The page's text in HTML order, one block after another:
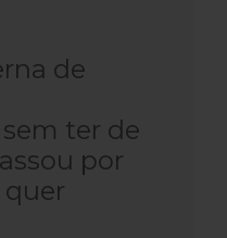
de
ter de
por